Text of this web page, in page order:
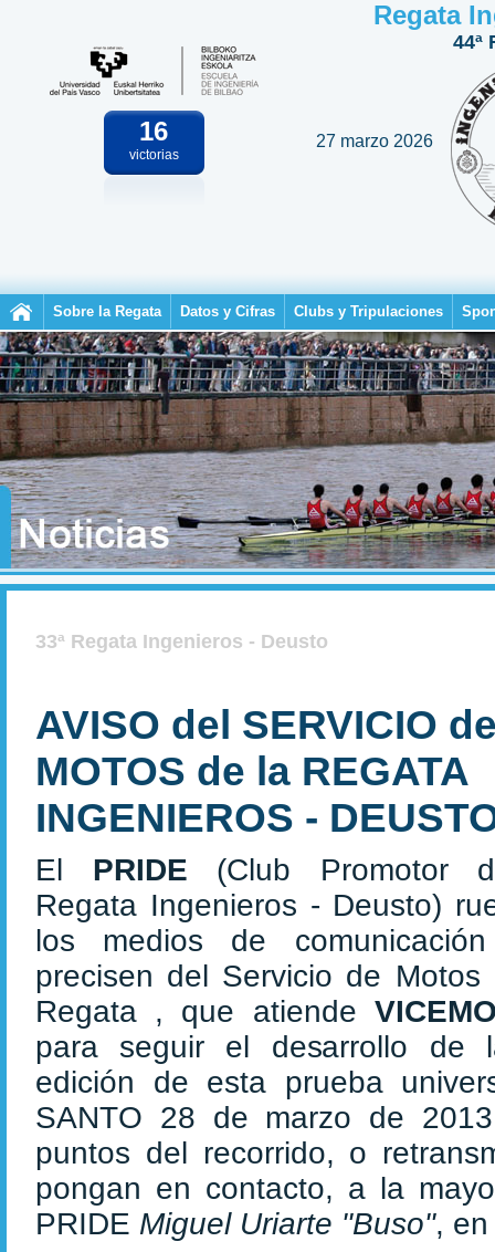
16
victorias
Regata
44ª
27 marzo 2026
Sobre la Regata Datos y Cifras Clubs y Tripulaciones
33ª Regata Ingenieros - Deusto
AVISO del SERVICIO
MOTOS de la REGATA
INGENIEROS -
El PRIDE (Club Promotor
Regata Ingenieros - Deusto)
los medios de
precisen del Servicio de Motos
Regata , que atiende
para seguir el desarrollo de
edición de esta prueba
SANTO 28 de marzo de
puntos del recorrido, o
pongan en contacto, a la
PRIDE Miguel Uriarte "Buso",